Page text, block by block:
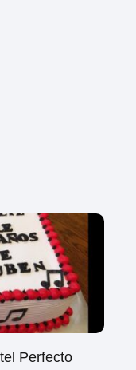
Perfecto